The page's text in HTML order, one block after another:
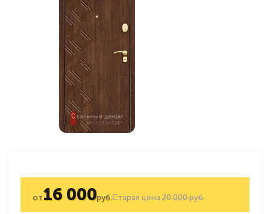
Старая цена20 000 руб.
от16 000руб.